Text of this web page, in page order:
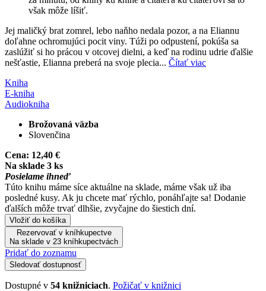
však môže líšiť.
Jej maličký brat zomrel, lebo naňho nedala pozor, a na Eliannu
doľahne ochromujúci pocit viny. Túži po odpustení, pokúša sa
zaslúžiť si ho prácou v otcovej dielni, a keď na rodinu udrie ďalšie
nešťastie, Elianna preberá na svoje plecia... Čítať viac
Kniha
E-kniha
Audiokniha
Brožovaná väzba
Slovenčina
Cena: 12,40 €
Na sklade 3 ks
Posielame ihneď
Túto knihu máme síce aktuálne na sklade, máme však už iba
posledné kusy. Ak ju chcete mať rýchlo, ponáhľajte sa! Dodanie
ďalších môže trvať dlhšie, zvyčajne do šiestich dní.
Vložiť do košíka
Rezervovať v kníhkupectve
Na sklade v 23 kníhkupectvách
Pridať do zoznamu
Sledovať dostupnosť
Dostupné v 54 knižniciach. Požičať v knižnici